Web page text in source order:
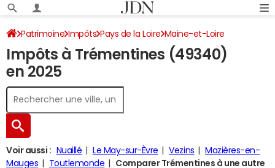
Patrimoine Impôts Pays de la Loire Maine-et-Loire
Trémentines Impôt sur le revenu
Impôts à Trémentines (49340)
en 2025
Voir aussi : Nuaillé Le May-sur-Èvre Vezins
Mazières-en-
Mauges
Toutlemonde
Comparer Trémentines à une autre